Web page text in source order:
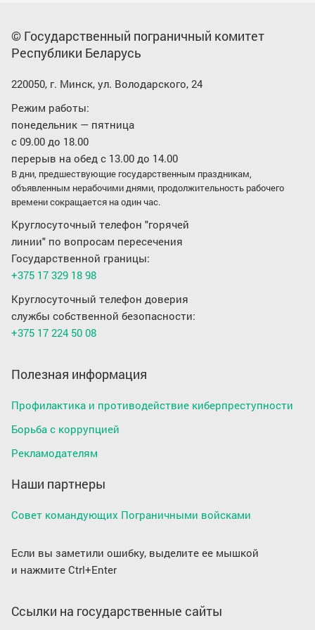
© Государственный пограничный комитет
Республики Беларусь
220050, г. Минск, ул. Володарского, 24
Режим работы:
понедельник — пятница
с 09.00 до 18.00
перерыв на обед с 13.00 до 14.00
В дни, предшествующие государственным праздникам,
объявленным нерабочими днями, продолжительность рабочего
времени сокращается на один час.
Круглосуточный телефон "горячей
линии" по вопросам пересечения
Государственной границы:
+375 17 329 18 98
Круглосуточный телефон доверия
службы собственной безопасности:
+375 17 224 50 08
Полезная информация
Профилактика и противодействие киберпреступности
Борьба с коррупцией
Рекламодателям
Наши партнеры
Совет командующих Пограничными войсками
Если вы заметили ошибку, выделите ее мышкой
и нажмите Ctrl+Enter
Ссылки на государственные сайты